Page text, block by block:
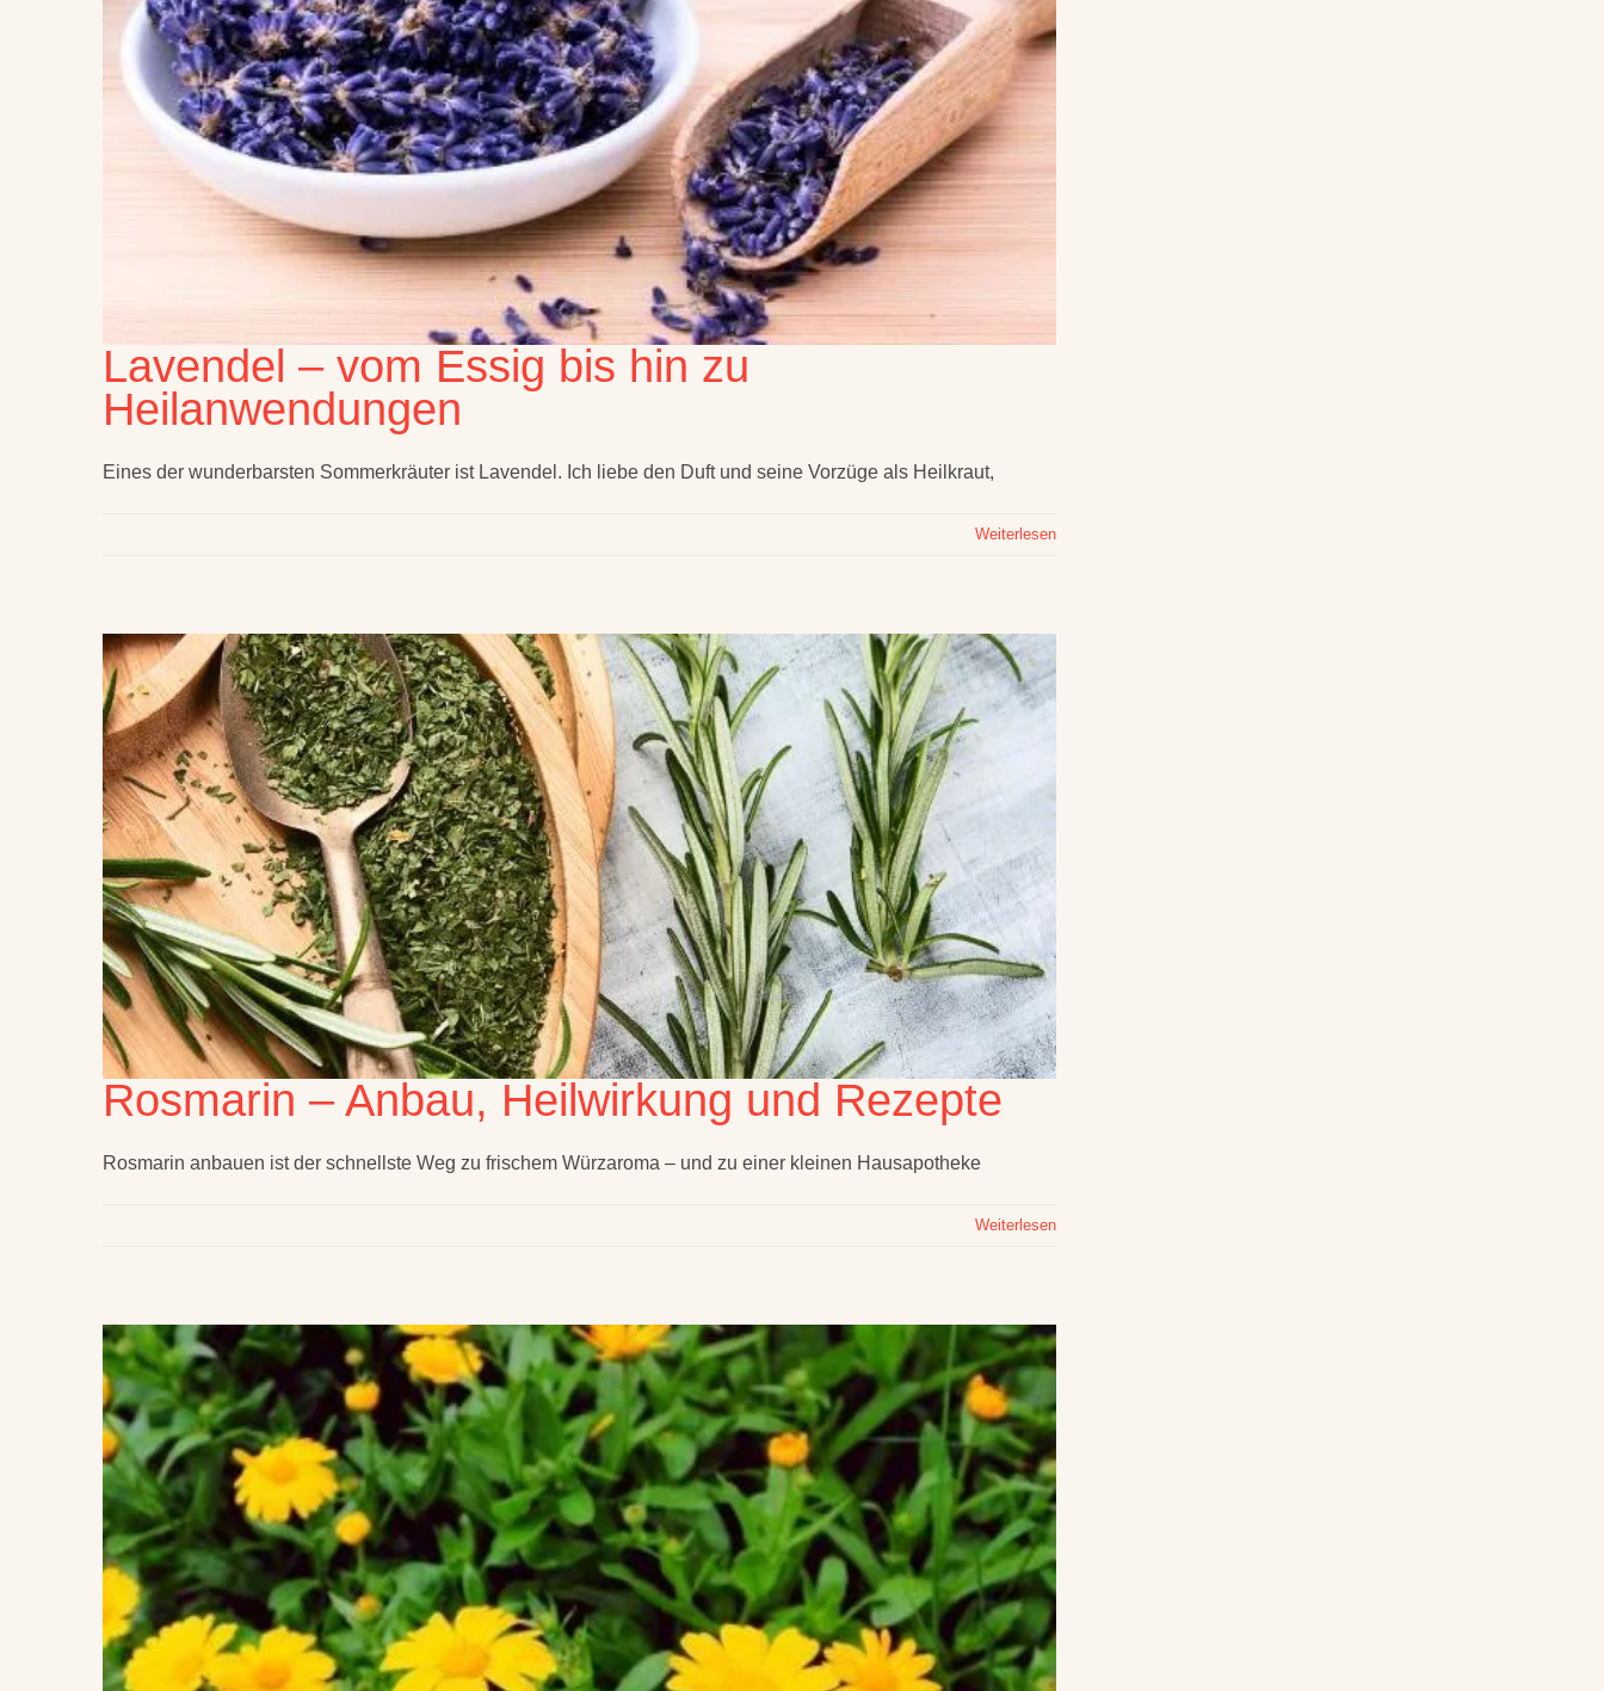
Lavendel – vom Essig bis hin zu
Heilanwendungen
Eines der wunderbarsten Sommerkräuter ist Lavendel. Ich liebe den Duft und seine Vorzüge als Heilkraut,
Weiterlesen
Rosmarin – Anbau, Heilwirkung und Rezepte
Rosmarin anbauen ist der schnellste Weg zu frischem Würzaroma – und zu einer kleinen Hausapotheke
Weiterlesen